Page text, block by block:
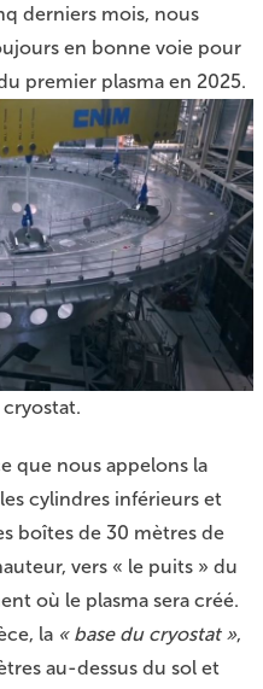
derniers mois, nous
en bonne voie pour
premier plasma en 2025.
cryostat.
que nous appelons la
cylindres inférieurs et
boîtes de 30 mètres de
vers « le puits » du
où le plasma sera créé.
la « base du cryostat »,
au-dessus du sol et